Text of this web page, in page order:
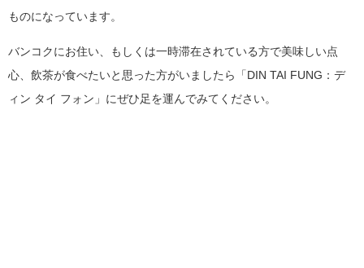
ものになっています。
バンコクにお住い、もしくは一時滞在されている方で美味しい点
心、飲茶が食べたいと思った方がいましたら「DIN TAI FUNG：デ
ィン タイ フォン」にぜひ足を運んでみてください。